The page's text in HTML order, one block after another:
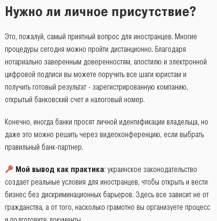
Нужно ли личное присутствие?
Это, пожалуй, самый приятный вопрос для иностранцев. Многие
процедуры сегодня можно пройти дистанционно. Благодаря
нотариально заверенным доверенностям, апостилю и электронной
цифровой подписи вы можете поручить все шаги юристам и
получить готовый результат - зарегистрированную компанию,
открытый банковский счет и налоговый номер.
Конечно, иногда банки просят личной идентификации владельца, но
даже это можно решить через видеоконференцию, если выбрать
правильный банк-партнер.
Мой вывод как практика: украинское законодательство
создает реальные условия для иностранцев, чтобы открыть и вести
бизнес без дискриминационных барьеров. Здесь все зависит не от
гражданства, а от того, насколько грамотно вы организуете процесс